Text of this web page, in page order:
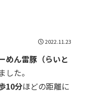
2022.11.23
めん雷豚（らいと
した。
10分ほどの距離に